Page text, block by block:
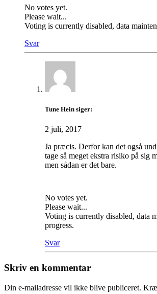
No votes yet.
Please wait...
Voting is currently disabled, data
Svar
Tune Hein siger:
2 juli, 2017
Ja præcis. Derfor kan det også
tage så meget ekstra risiko på sig
men sådan er det bare.
No votes yet.
Please wait...
Voting is currently disabled, data
progress.
Svar
Skriv en kommentar
Din e-mailadresse vil ikke blive publiceret.